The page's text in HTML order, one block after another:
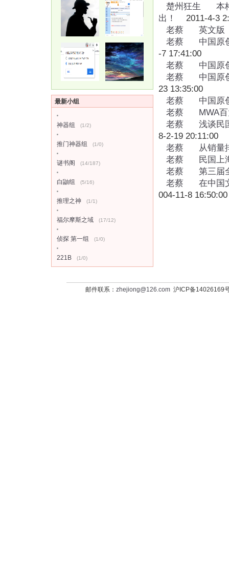
最新小组
神器组 (1/2)
推门神器组 (1/0)
谜书阁 (14/187)
白鼬组 (5/16)
推理之神 (1/1)
福尔摩斯之域 (17/12)
侦探 第一组 (1/0)
221B (1/0)
楚州狂生
本
出！
2011-4-3
老蔡
英文版
老蔡
中国原
-7 17:41:00
老蔡
中国原
老蔡
中国原
23 13:35:00
老蔡
中国原
老蔡
MWA
老蔡
浅谈民
8-2-19 20:11:00
老蔡
从销量
老蔡
民国上
老蔡
第三届
老蔡
在中国
004-11-8 16:50:00
邮件联系： zhejiong@126.com沪ICP备14026169